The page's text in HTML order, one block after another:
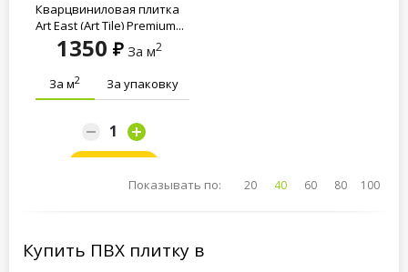
Кварцвиниловая плитка
Art East (Art Tile) Premium...
1350 За м2
За м2 За упаковку
Показывать по: 20 40 60 80 100
Купить ПВХ плитку в